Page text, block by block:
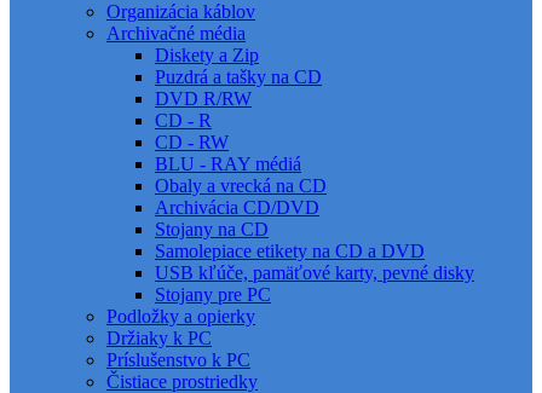
Organizácia káblov
Archivačné média
Diskety a Zip
Puzdrá a tašky na CD
DVD R/RW
CD - R
CD - RW
BLU - RAY médiá
Obaly a vrecká na CD
Archivácia CD/DVD
Stojany na CD
Samolepiace etikety na CD a DVD
USB kľúče, pamäťové karty, pevné disky
Stojany pre PC
Podložky a opierky
Držiaky k PC
Príslušenstvo k PC
Čistiace prostriedky